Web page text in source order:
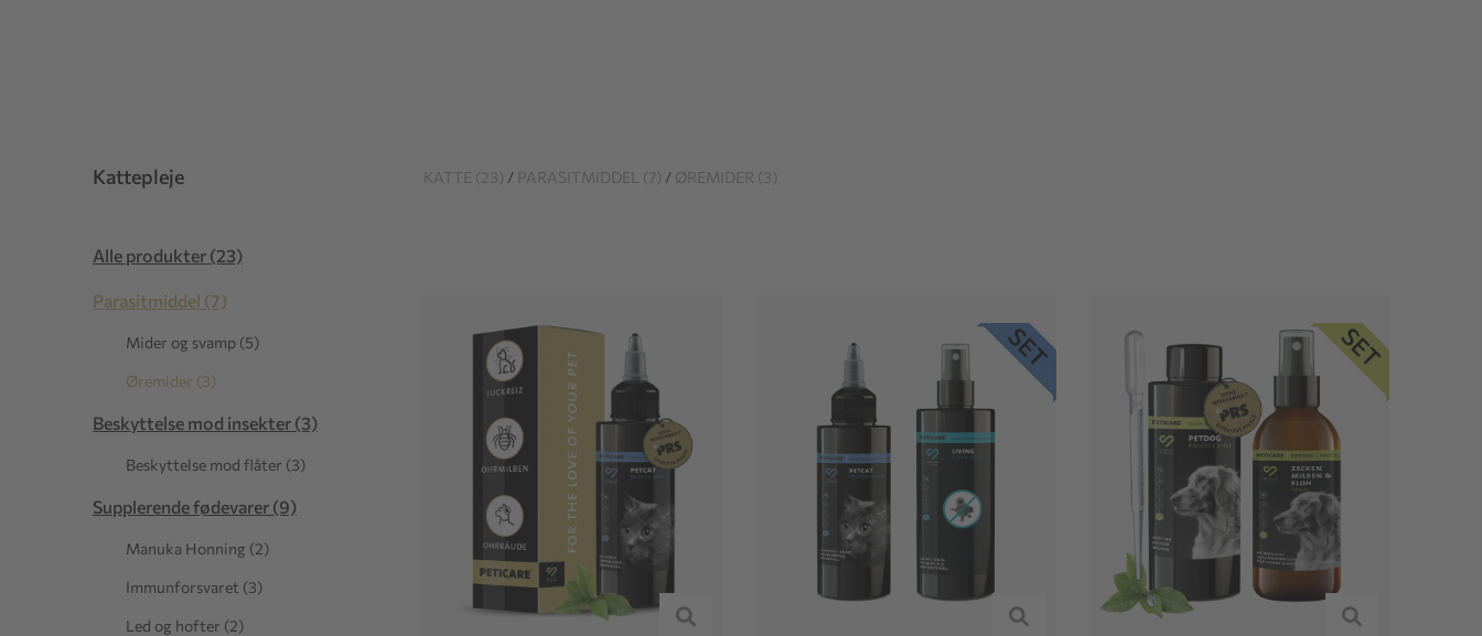
Kattepleje
Alle produkter (23)
Parasitmiddel (7)
Mider og svamp (5)
Øremider (3)
Beskyttelse mod insekter (3)
Beskyttelse mod flåter (3)
Supplerende fødevarer (9)
Manuka Honning (2)
Immunforsvaret (3)
Led og hofter (2)
KATTE (23) / PARASITMIDDEL (7) / ØREMIDER (3)